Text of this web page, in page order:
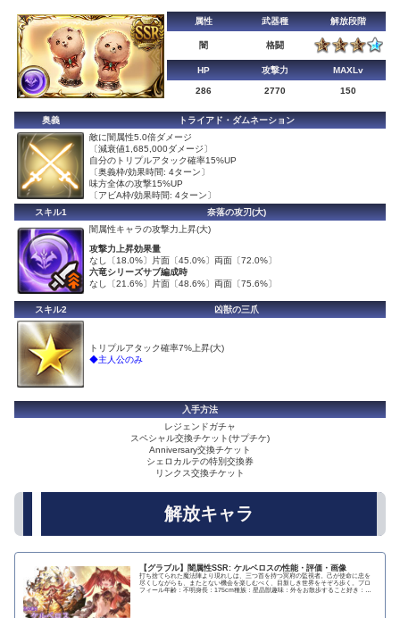
属性 武器種 解放段階
闇 格闘
HP 攻撃力 MAXLv
286 2770 150
奥義
トライアド・ダムネーション
敵に闇属性5.0倍ダメージ
〔減衰値1,685,000ダメージ〕
自分のトリプルアタック確率15%UP
〔奥義枠/効果時間: 4ターン〕
味方全体の攻撃15%UP
〔アビA枠/効果時間: 4ターン〕
スキル1
奈落の攻刃(大)
闇属性キャラの攻撃力上昇(大)
攻撃力上昇効果量
なし〔18.0%〕片面〔45.0%〕両面〔72.0%〕
六竜シリーズサブ編成時
なし〔21.6%〕片面〔48.6%〕両面〔75.6%〕
スキル2 凶獣の三爪
トリプルアタック確率7%上昇(大)
◆主人公のみ
入手方法
レジェンドガチャ
スペシャル交換チケット(サプチケ)
Anniversary交換チケット
シェロカルテの特別交換券
リンクス交換チケット
解放キャラ
【グラブル】闇属性SSR: ケルベロスの性能・評価・画像
打ち捨てられた魔法陣より現れしは、三つ首を持つ冥府の監視者。己が使命に忠を
尽くしながらも、またとない機会を楽しむべく、目新しき世界をそぞろ歩く。プロ
フィール年齢：不明身長：175cm種族：星晶獣趣味：外をお散歩すること好き：お